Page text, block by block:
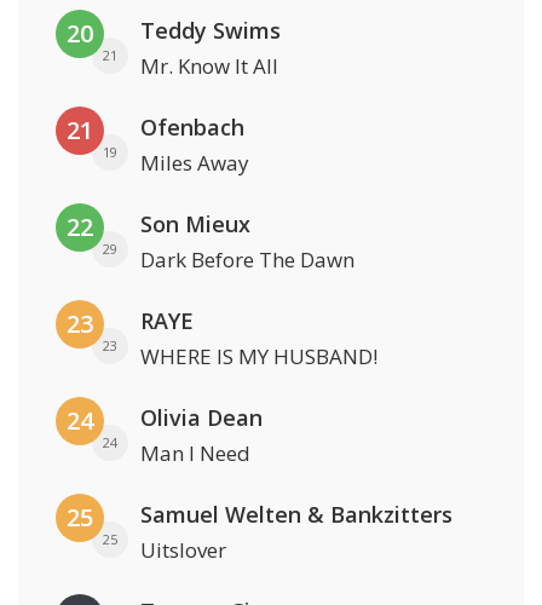
20
21
Teddy Swims
Mr. Know It All
21
19
Ofenbach
Miles Away
22
29
Son Mieux
Dark Before The Dawn
23
23
RAYE
WHERE IS MY HUSBAND!
24
24
Olivia Dean
Man I Need
25
25
Samuel Welten & Bankzitters
Uitslover